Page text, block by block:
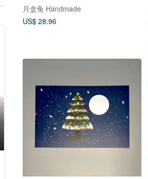
月盒兔 Handmade
US$ 28.96